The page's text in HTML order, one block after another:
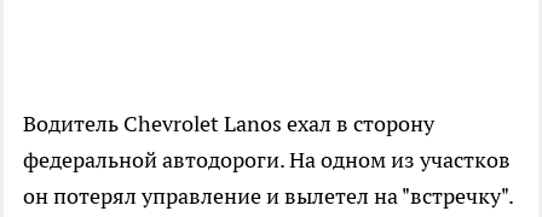
Водитель Chevrolet Lanos ехал в сторону
федеральной автодороги. На одном из участков
он потерял управление и вылетел на "встречку".